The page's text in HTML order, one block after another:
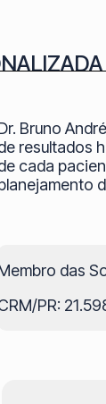
Bruno
resultados
cada
das
PR: